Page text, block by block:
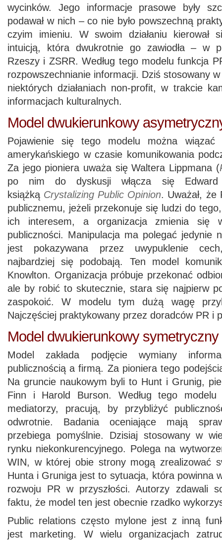
wycinków. Jego informacje prasowe były
podawał w nich – co nie było powszechną
czyim imieniu. W swoim działaniu kierował
intuicją, która dwukrotnie go zawiodła – w
Rzeszy i ZSRR. Według tego modelu funkcja
rozpowszechnianie informacji. Dziś stosowany
niektórych działaniach non-profit, w trakcie
informacjach kulturalnych.
Model dwukierunkowy
Pojawienie się tego modelu można wiązać
amerykańskiego w czasie komunikowania
Za jego pioniera uważa się Waltera Lippmana (
po nim do dyskusji włącza się
książką Crystalizing Public Opinion. Uważał, że
publicznemu, jeżeli przekonuje się ludzi do
ich interesem, a organizacja zmienia się
publiczności. Manipulacja ma polegać jedynie
jest pokazywana przez uwypuklenie
najbardziej się podobają. Ten model
Knowlton. Organizacja próbuje przekonać
ale by robić to skutecznie, stara się najpierw
zaspokoić. W modelu tym dużą wagę
Najczęściej praktykowany przez doradców PR i
Model dwukierunkowy symetryczny
Model zakłada podjęcie wymiany
publicznością a firmą. Za pioniera tego
Na gruncie naukowym byli to Hunt i Grunig,
Finn i Harold Burson. Według tego
mediatorzy, pracują, by przybliżyć
odwrotnie. Badania oceniające mają
przebiega pomyślnie. Dzisiaj stosowany w
rynku niekonkurencyjnego. Polega na
WIN, w której obie strony mogą zrealizować
Hunta i Gruniga jest to sytuacja, która powinna
rozwoju PR w przyszłości. Autorzy zdawali
faktu, że model ten jest obecnie rzadko
Public relations często mylone jest z inną
jest marketing. W wielu organizacjach